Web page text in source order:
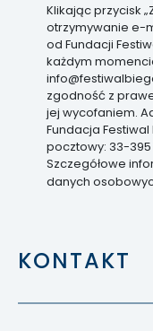
Klikając przycisk
otrzymywanie e-
od Fundacji
każdym
zgodność z
jej wycofaniem.
Fundacja Festiwal
pocztowy: 33-395
Szczegółowe
danych
KONTAKT